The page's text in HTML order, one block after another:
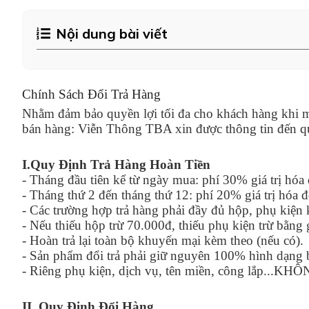
Nội dung bài viết
Chính Sách Đổi Trả Hàng
Nhằm đảm bảo quyền lợi tối đa cho khách hàng khi
bán hàng: Viễn Thông TBA xin được thông tin đến
I.Quy Định Trả Hàng Hoàn Tiền
- Tháng đầu tiên kể từ ngày mua: phí 30% giá trị hóa
- Tháng thứ 2 đến tháng thứ 12: phí 20% giá trị hóa
- Các trường hợp trả hàng phải đầy đủ hộp, phụ
- Nếu thiếu hộp trừ 70.000đ, thiếu phụ kiện trừ
- Hoàn trả lại toàn bộ khuyến mại kèm theo (nếu có).
- Sản phẩm đổi trả phải giữ nguyên 100% hình dạng
- Riêng phụ kiện, dịch vụ, tên miền, công